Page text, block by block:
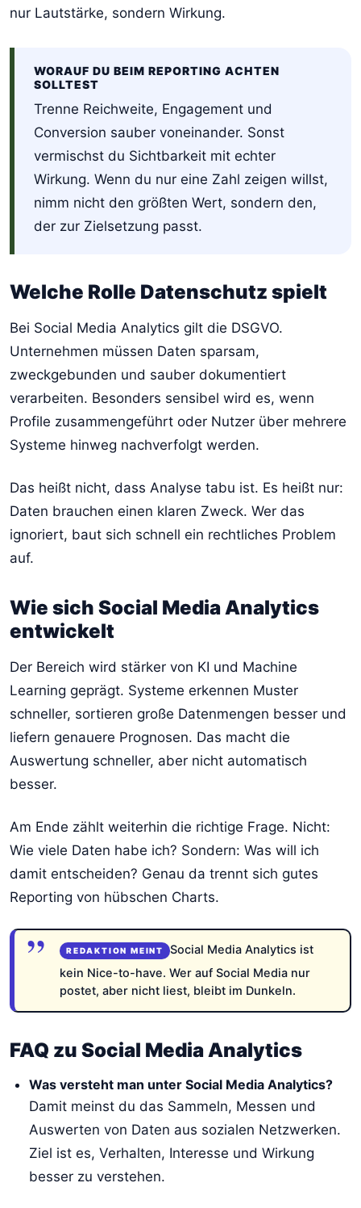
nur Lautstärke, sondern Wirkung.
WORAUF DU BEIM REPORTING ACHTEN
SOLLTEST
Trenne Reichweite, Engagement und
Conversion sauber voneinander. Sonst
vermischst du Sichtbarkeit mit echter
Wirkung. Wenn du nur eine Zahl zeigen willst,
nimm nicht den größten Wert, sondern den,
der zur Zielsetzung passt.
Welche Rolle Datenschutz spielt
Bei Social Media Analytics gilt die DSGVO.
Unternehmen müssen Daten sparsam,
zweckgebunden und sauber dokumentiert
verarbeiten. Besonders sensibel wird es, wenn
Profile zusammengeführt oder Nutzer über mehrere
Systeme hinweg nachverfolgt werden.
Das heißt nicht, dass Analyse tabu ist. Es heißt nur:
Daten brauchen einen klaren Zweck. Wer das
ignoriert, baut sich schnell ein rechtliches Problem
auf.
Wie sich Social Media Analytics
entwickelt
Der Bereich wird stärker von KI und Machine
Learning geprägt. Systeme erkennen Muster
schneller, sortieren große Datenmengen besser und
liefern genauere Prognosen. Das macht die
Auswertung schneller, aber nicht automatisch
besser.
Am Ende zählt weiterhin die richtige Frage. Nicht:
Wie viele Daten habe ich? Sondern: Was will ich
damit entscheiden? Genau da trennt sich gutes
Reporting von hübschen Charts.
Social Media Analytics ist
kein Nice-to-have. Wer auf Social Media nur
postet, aber nicht liest, bleibt im Dunkeln.
FAQ zu Social Media Analytics
Was versteht man unter Social Media Analytics?
Damit meinst du das Sammeln, Messen und
Auswerten von Daten aus sozialen Netzwerken.
Ziel ist es, Verhalten, Interesse und Wirkung
besser zu verstehen.